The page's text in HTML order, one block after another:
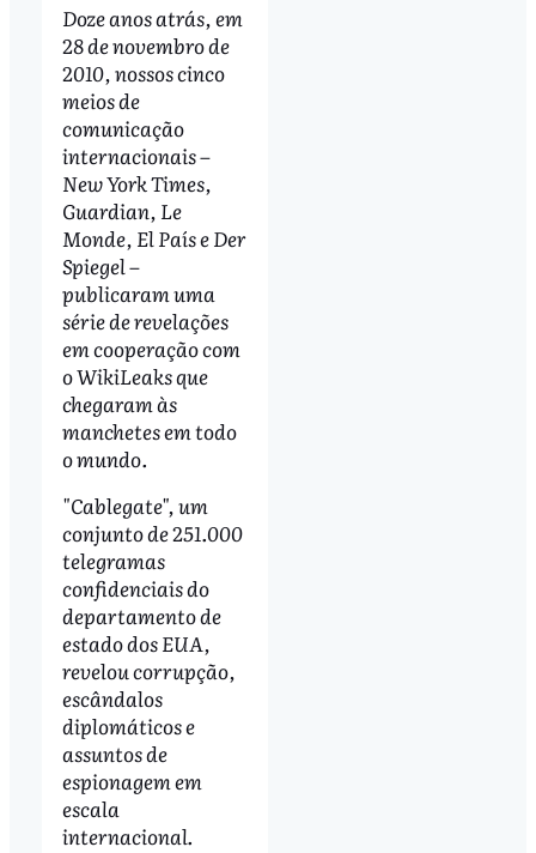
Doze anos atrás, em
28 de novembro de
2010, nossos cinco
meios de
comunicação
internacionais –
New York Times,
Guardian, Le
Monde, El País e Der
Spiegel –
publicaram uma
série de revelações
em cooperação com
o WikiLeaks que
chegaram às
manchetes em todo
o mundo.
"Cablegate", um
conjunto de 251.000
telegramas
confidenciais do
departamento de
estado dos EUA,
revelou corrupção,
escândalos
diplomáticos e
assuntos de
espionagem em
escala
internacional.